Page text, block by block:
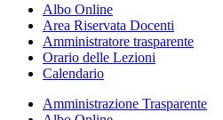
Albo Online
Area Riservata Docenti
Amministratore trasparente
Orario delle Lezioni
Calendario
Amministrazione Trasparente